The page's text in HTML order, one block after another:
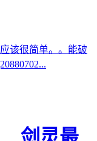
该很简单。。能破